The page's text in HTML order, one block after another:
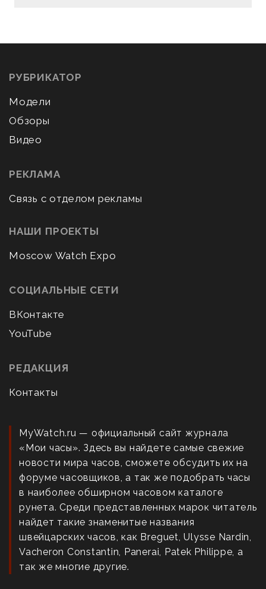
РУБРИКАТОР
Модели
Обзоры
Видео
РЕКЛАМА
Связь с отделом рекламы
НАШИ ПРОЕКТЫ
Moscow Watch Expo
СОЦИАЛЬНЫЕ СЕТИ
ВКонтакте
YouTube
РЕДАКЦИЯ
Контакты
MyWatch.ru — официальный сайт журнала
«Мои часы». Здесь вы найдете самые свежие
новости мира часов, сможете обсудить их на
форуме часовщиков, а так же подобрать часы
в наиболее обширном часовом каталоге
рунета. Среди представленных марок читатель
найдет такие знаменитые названия
швейцарских часов, как Breguet, Ulysse Nardin,
Vacheron Constantin, Panerai, Patek Philippe, а
так же многие другие.